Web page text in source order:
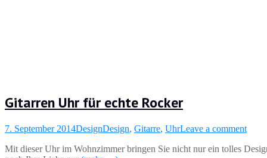
Gitarren Uhr für echte Rocker
7. September 2014DesignDesign, Gitarre, UhrLeave a comment
Mit dieser Uhr im Wohnzimmer bringen Sie nicht nur ein tolles